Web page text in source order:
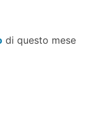
di questo mese